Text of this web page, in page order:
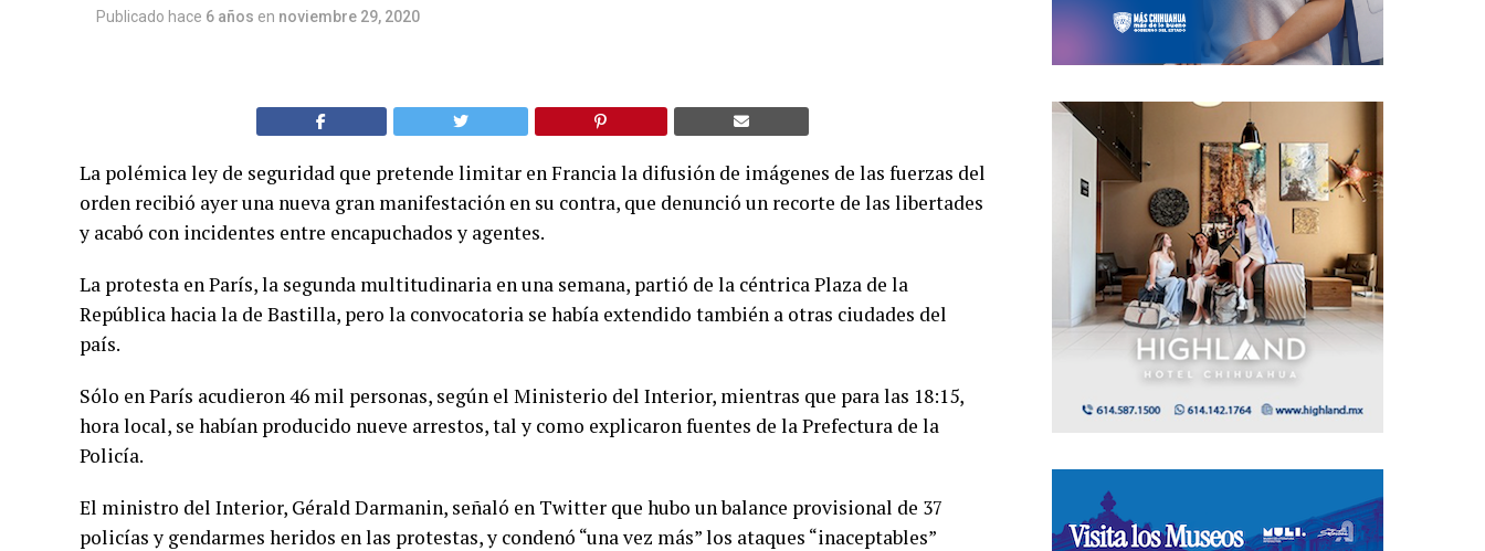
Publicado hace 6 años en noviembre 29, 2020
La polémica ley de seguridad que pretende limitar en Francia la difusión de imágenes de las fuerzas del
orden recibió ayer una nueva gran manifestación en su contra, que denunció un recorte de las libertades
y acabó con incidentes entre encapuchados y agentes.
La protesta en París, la segunda multitudinaria en una semana, partió de la céntrica Plaza de la
República hacia la de Bastilla, pero la convocatoria se había extendido también a otras ciudades del
país.
Sólo en París acudieron 46 mil personas, según el Ministerio del Interior, mientras que para las 18:15,
hora local, se habían producido nueve arrestos, tal y como explicaron fuentes de la Prefectura de la
Policía.
El ministro del Interior, Gérald Darmanin, señaló en Twitter que hubo un balance provisional de 37
policías y gendarmes heridos en las protestas, y condenó “una vez más” los ataques “inaceptables”